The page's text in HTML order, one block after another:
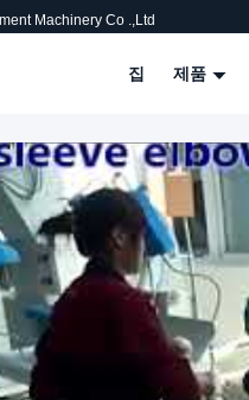
Machinery Co .,ltd
집 제품